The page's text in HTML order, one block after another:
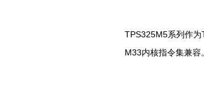
TPS325M5系列作
M33内核指令集兼容。